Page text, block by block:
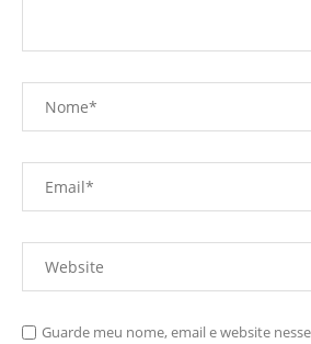
Guarde meu nome, email e website